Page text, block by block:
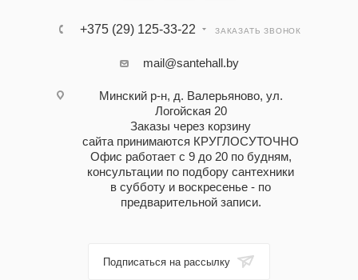
+375 (29) 125-33-22 ЗАКАЗАТЬ ЗВОНОК
mail@santehall.by
Минский р-н, д. Валерьяново, ул.
Логойская 20
Заказы через корзину
сайта принимаются КРУГЛОСУТОЧНО
Офис работает с 9 до 20 по будням,
консультации по подбору сантехники
в субботу и воскресенье - по
предварительной записи.
Подписаться на рассылку